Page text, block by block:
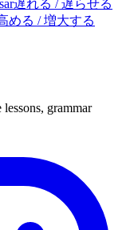
遅れる / 遅らせる
める / 増大する
grammar